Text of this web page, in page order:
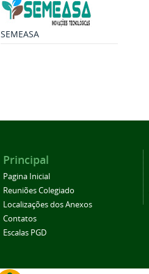
SEMEASA
Principal
Pagina Inicial
Reuniões Colegiado
Localizações dos Anexos
Contatos
Escalas PGD